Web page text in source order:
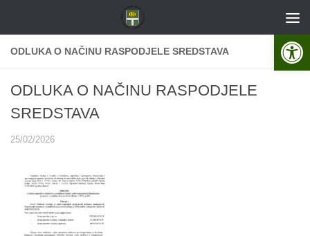
ODLUKA O NAČINU RASPODJELE SREDSTAVA
ODLUKA O NAČINU RASPODJELE
SREDSTAVA
25/02/2026